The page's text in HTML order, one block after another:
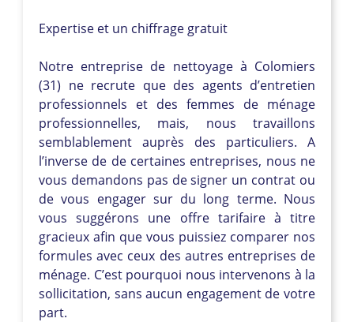
Expertise et un chiffrage gratuit
Notre entreprise de nettoyage à Colomiers
(31) ne recrute que des agents d’entretien
professionnels et des femmes de ménage
professionnelles, mais, nous travaillons
semblablement auprès des particuliers. A
l’inverse de de certaines entreprises, nous ne
vous demandons pas de signer un contrat ou
de vous engager sur du long terme. Nous
vous suggérons une offre tarifaire à titre
gracieux afin que vous puissiez comparer nos
formules avec ceux des autres entreprises de
ménage. C’est pourquoi nous intervenons à la
sollicitation, sans aucun engagement de votre
part.